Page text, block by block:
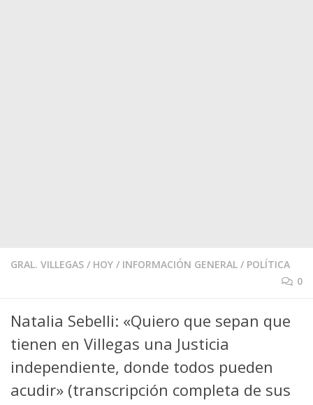
GRAL. VILLEGAS / HOY / INFORMACIÓN GENERAL / POLÍTICA
0
Natalia Sebelli: «Quiero que sepan que
tienen en Villegas una Justicia
independiente, donde todos pueden
acudir» (transcripción completa de sus